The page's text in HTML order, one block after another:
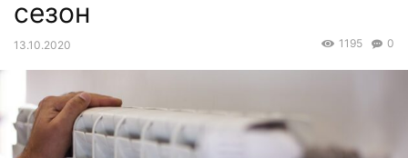
сезон
13.10.2020 0
1195